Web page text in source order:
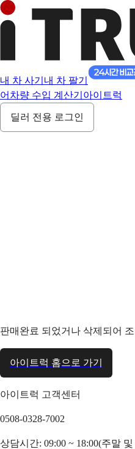
내 차 사기 내 차 팔기
어 차량 수입 계산기 아이트럭
딜러 전용 로그인
판매완료 되었거나 삭제되어
아이트럭 홈으로 가기
아이트럭 고객센터
0508-0328-7002
상담시간: 09:00 ~ 18:00(주말